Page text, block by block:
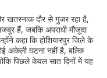
खतरनाक दौर से गुजर रहा है,
हैं, जबकि अपराधी मौजूदा
कहा कि होशियारपुर जिले के
अकेली घटना नहीं है, बल्कि
पिछले केवल सात दिनों में यह